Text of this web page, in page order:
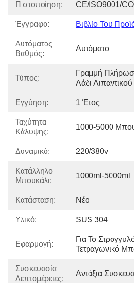
Πιστοποίηση: CE/ISO9001/CO
Έγγραφο: Βιβλίο Του
Αυτόματος
Βαθμός:
Αυτόματο
Τύπος:
Γραμμή
Λάδι Λιπαντικού
Εγγύηση: 1 Έτος
Ταχύτητα
Κάλυψης:
1000-5000
Δυναμικό: 220/380v
Κατάλληλο
Μπουκάλι:
1000ml-5000ml
Κατάσταση: Νέο
Υλικό: SUS 304
Εφαρμογή:
Για Το
Τετραγωνικό
Συσκευασία
Λεπτομέρειες:
Αντάξια